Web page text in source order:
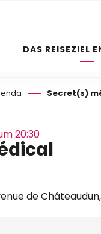
DAS REISEZIEL
Secret(s)
20:30
de